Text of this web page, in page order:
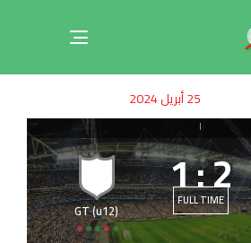
Toggle
IN:on:
25 أبريل 2024
|
2
:
1FULL TIME
GT (u12)